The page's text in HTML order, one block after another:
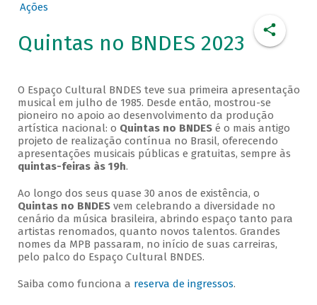
Ações
Quintas no BNDES 2023
O Espaço Cultural BNDES teve sua primeira apresentação
musical em julho de 1985. Desde então, mostrou-se
pioneiro no apoio ao desenvolvimento da produção
artística nacional: o Quintas no BNDESé o mais antigo
projeto de realização contínua no Brasil, oferecendo
apresentações musicais públicas e gratuitas, sempre às
quintas-feiras às 19h.
Ao longo dos seus quase 30 anos de existência, o
Quintas no BNDESvem celebrando a diversidade no
cenário da música brasileira, abrindo espaço tanto para
artistas renomados, quanto novos talentos. Grandes
nomes da MPB passaram, no início de suas carreiras,
pelo palco do Espaço Cultural BNDES.
Saiba como funciona a reserva de ingressos.